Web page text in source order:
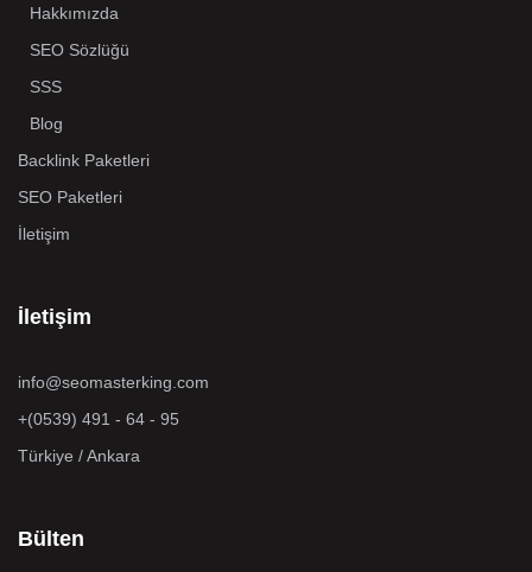
Hakkımızda
SEO Sözlüğü
SSS
Blog
Backlink Paketleri
SEO Paketleri
İletişim
İletişim
info@seomasterking.com
+(0539) 491 - 64 - 95
Türkiye / Ankara
Bülten